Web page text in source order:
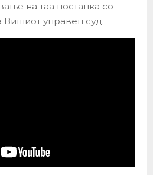
на таа постапка со
Вишиот управен суд.